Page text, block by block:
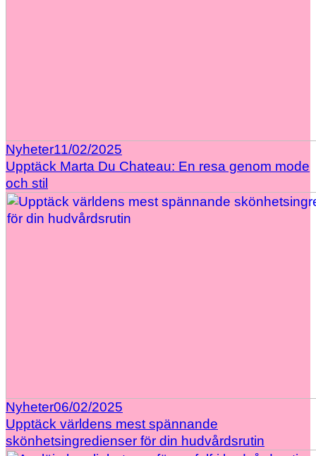
Nyheter11/02/2025
Upptäck Marta Du Chateau: En resa genom mode
och stil
Nyheter06/02/2025
Upptäck världens mest spännande
skönhetsingredienser för din hudvårdsrutin